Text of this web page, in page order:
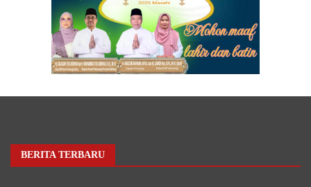
BERITA TERBARU